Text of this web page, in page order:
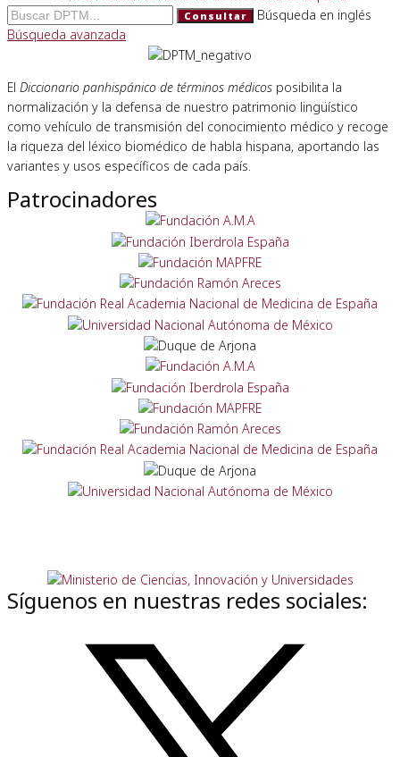
Consultar
Búsqueda en inglés
Búsqueda avanzada
El Diccionario panhispánico de términos médicos posibilita la
normalización y la defensa de nuestro patrimonio lingüístico
como vehículo de transmisión del conocimiento médico y recoge
la riqueza del léxico biomédico de habla hispana, aportando las
variantes y usos específicos de cada país.
Patrocinadores
Síguenos en nuestras redes sociales: